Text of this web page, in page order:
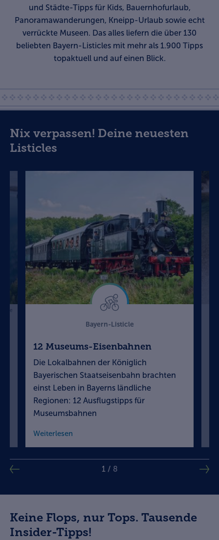
und Städte-Tipps für Kids, Bauernhofurlaub,
Panoramawanderungen, Kneipp-Urlaub sowie echt
verrückte Museen. Das alles liefern die über 130
beliebten Bayern-Listicles mit mehr als 1.900 Tipps
topaktuell und auf einen Blick.
Nix verpassen! Deine neuesten
Listicles
Bayern-Listicle
12 Museums-Eisenbahnen
Die Lokalbahnen der Königlich
Bayerischen Staatseisenbahn brachten
einst Leben in Bayerns ländliche
Regionen: 12 Ausflugstipps für
Museumsbahnen
Weiterlesen
1 / 8
Keine Flops, nur Tops. Tausende
Insider-Tipps!